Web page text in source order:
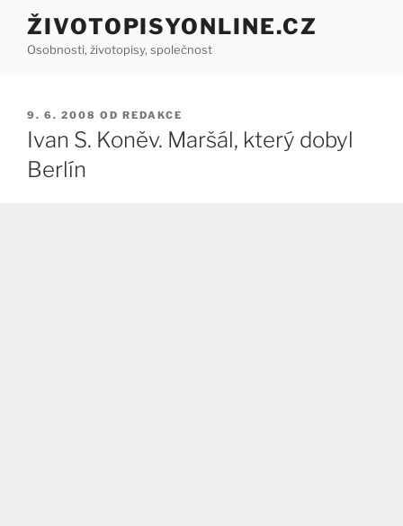
Přejít
obsahu
ŽIVOTOPISYONLINE.CZ
Osobnosti, životopisy, společnost
PUBLIKOVÁNO
9. 6. 2008 OD REDAKCE
Ivan S. Koněv. Maršál, který dobyl
Berlín